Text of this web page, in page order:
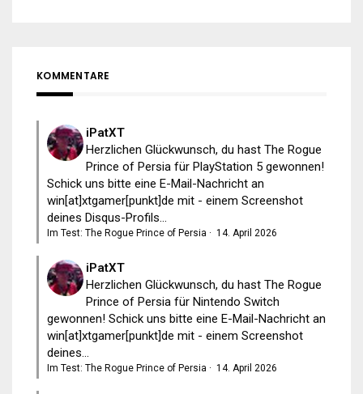
KOMMENTARE
iPatXT
Herzlichen Glückwunsch, du hast The Rogue
Prince of Persia für PlayStation 5 gewonnen!
Schick uns bitte eine E-Mail-Nachricht an
win[at]xtgamer[punkt]de mit - einem Screenshot
deines Disqus-Profils...
Im Test: The Rogue Prince of Persia · 14. April 2026
iPatXT
Herzlichen Glückwunsch, du hast The Rogue
Prince of Persia für Nintendo Switch
gewonnen! Schick uns bitte eine E-Mail-Nachricht an
win[at]xtgamer[punkt]de mit - einem Screenshot
deines...
Im Test: The Rogue Prince of Persia · 14. April 2026